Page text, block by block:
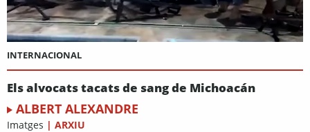
INTERNACIONAL
Els alvocats tacats de sang de Michoacán
ALBERT ALEXANDRE
Imatges | ARXIU